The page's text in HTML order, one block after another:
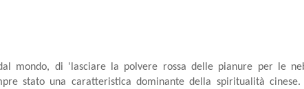
mondo, di 'lasciare la polvere rossa delle pianure per le
stato una caratteristica dominante della spiritualità cinese.